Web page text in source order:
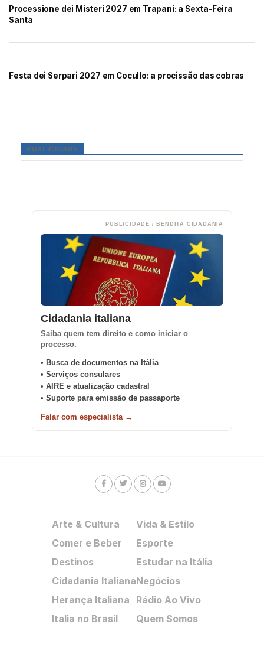
Processione dei Misteri 2027 em Trapani: a Sexta-Feira
Santa
Festa dei Serpari 2027 em Cocullo: a procissão das cobras
PUBLICIDADE
PUBLICIDADE / BENDITA CIDADANIA
Cidadania italiana
Saiba quem tem direito e como iniciar o
processo.
• Busca de documentos na Itália
• Serviços consulares
• AIRE e atualização cadastral
• Suporte para emissão de passaporte
Falar com especialista →
Arte & Cultura
Comer e Beber
Destinos
Cidadania Italiana
Herança Italiana
Italia no Brasil
Vida & Estilo
Esporte
Estudar na Itália
Negócios
Rádio Ao Vivo
Quem Somos